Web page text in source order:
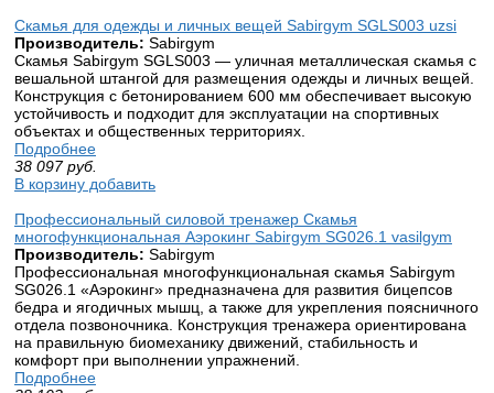
Скамья для одежды и личных вещей Sabirgym SGLS003 uzsi
Производитель: Sabirgym
Скамья Sabirgym SGLS003 — уличная металлическая скамья с
вешальной штангой для размещения одежды и личных вещей.
Конструкция с бетонированием 600 мм обеспечивает высокую
устойчивость и подходит для эксплуатации на спортивных
объектах и общественных территориях.
Подробнее
38 097 руб.
В корзину добавить
Профессиональный силовой тренажер Скамья
многофункциональная Аэрокинг Sabirgym SG026.1 vasilgym
Производитель: Sabirgym
Профессиональная многофункциональная скамья Sabirgym
SG026.1 «Аэрокинг» предназначена для развития бицепсов
бедра и ягодичных мышц, а также для укрепления поясничного
отдела позвоночника. Конструкция тренажера ориентирована
на правильную биомеханику движений, стабильность и
комфорт при выполнении упражнений.
Подробнее